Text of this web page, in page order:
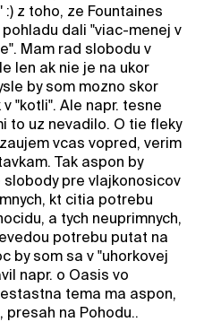
z toho, ze Fountaines
pohladu dali "viac-menej v
Mam rad slobodu v
len ak nie je na ukor
by som mozno skor
"kotli". Ale napr. tesne
to uz nevadilo. O tie fleky
vcas vopred, verim
Tak aspon by
pre vlajkonosicov
kt citia potrebu
a tych neuprimnych,
potrebu putat na
by som sa v "uhorkovej
napr. o Oasis vo
tema ma aspon,
na Pohodu..